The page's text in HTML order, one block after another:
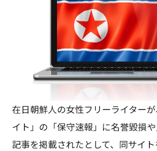
在日朝鮮人の女性フリーライター
イト」の「保守速報」に名誉毀損
記事を掲載されたとして、同サイ